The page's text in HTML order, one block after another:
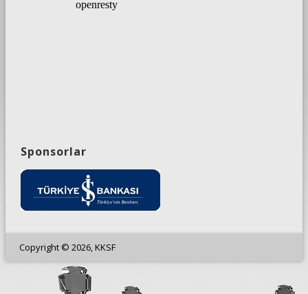
Sponsorlar
Copyright © 2026, KKSF